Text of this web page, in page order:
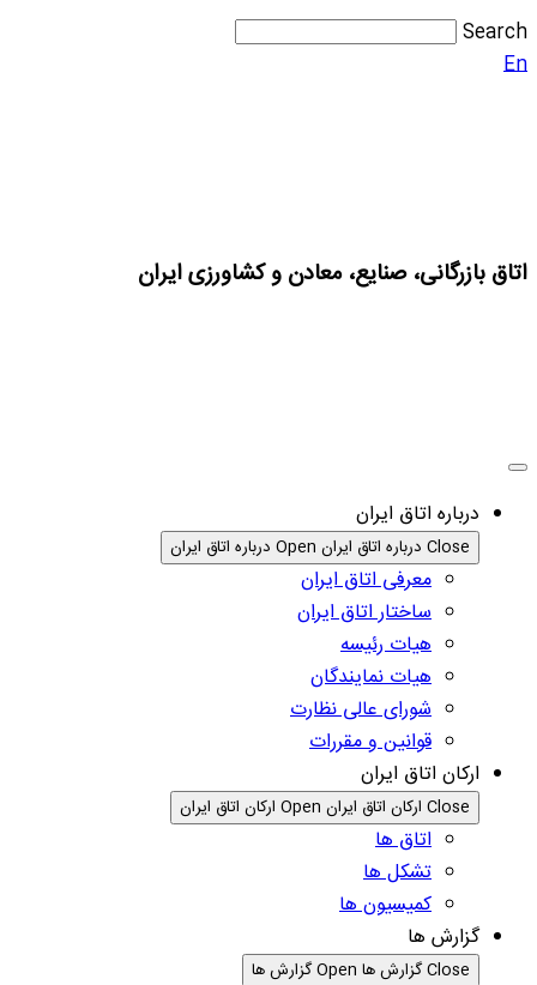
Search
En
اتاق بازرگانی، صنایع، معادن و کشاورزی ایران
درباره اتاق ایران
Close درباره اتاق ایران Open درباره اتاق ایران
معرفی اتاق ایران
ساختار اتاق ایران
هیات رئیسه
هیات نمایندگان
شورای عالی نظارت
قوانین و مقررات
ارکان اتاق ایران
Close ارکان اتاق ایران Open ارکان اتاق ایران
اتاق ها
تشکل ها
کمیسیون ها
گزارش ها
Close گزارش ها Open گزارش ها